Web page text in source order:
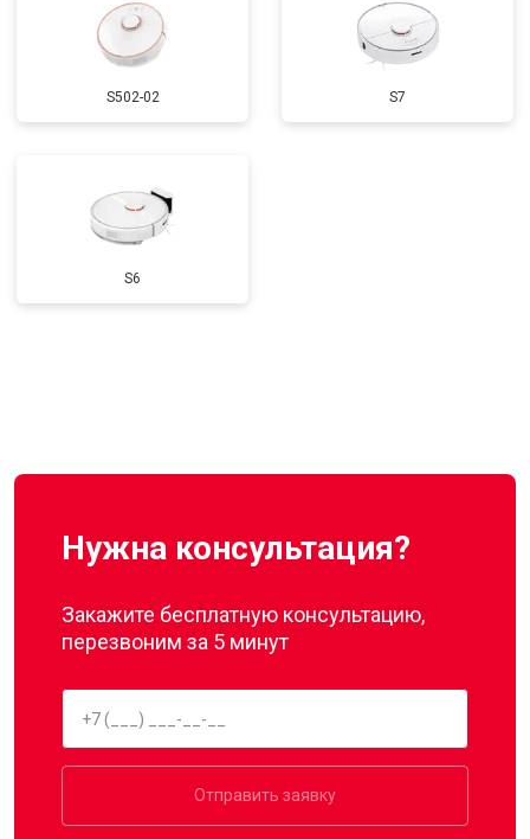
S502-02 S7
S6
Нужна консультация?
Закажите бесплатную консультацию,
перезвоним за 5 минут
Отправить заявку